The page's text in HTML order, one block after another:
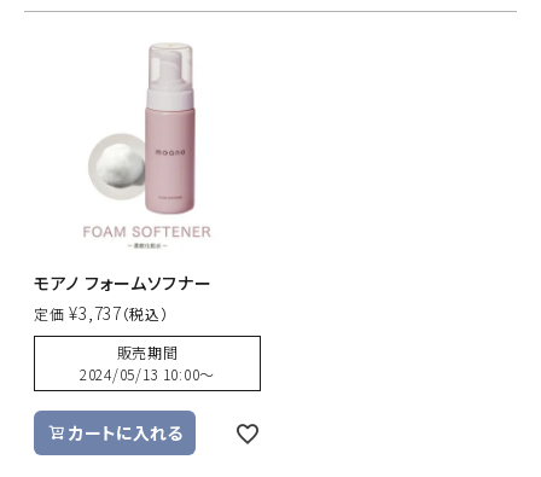
モアノ フォームソフナー
定価 ¥3,737
販売期間
2024/05/13 10:00〜
カートに入れる